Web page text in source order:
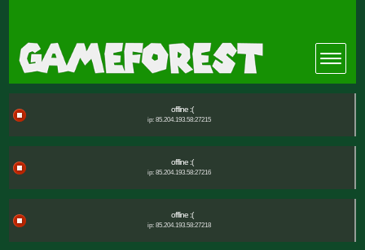
offline :(
ip: 85.204.193.58:27215
offline :(
ip: 85.204.193.58:27216
offline :(
ip: 85.204.193.58:27218